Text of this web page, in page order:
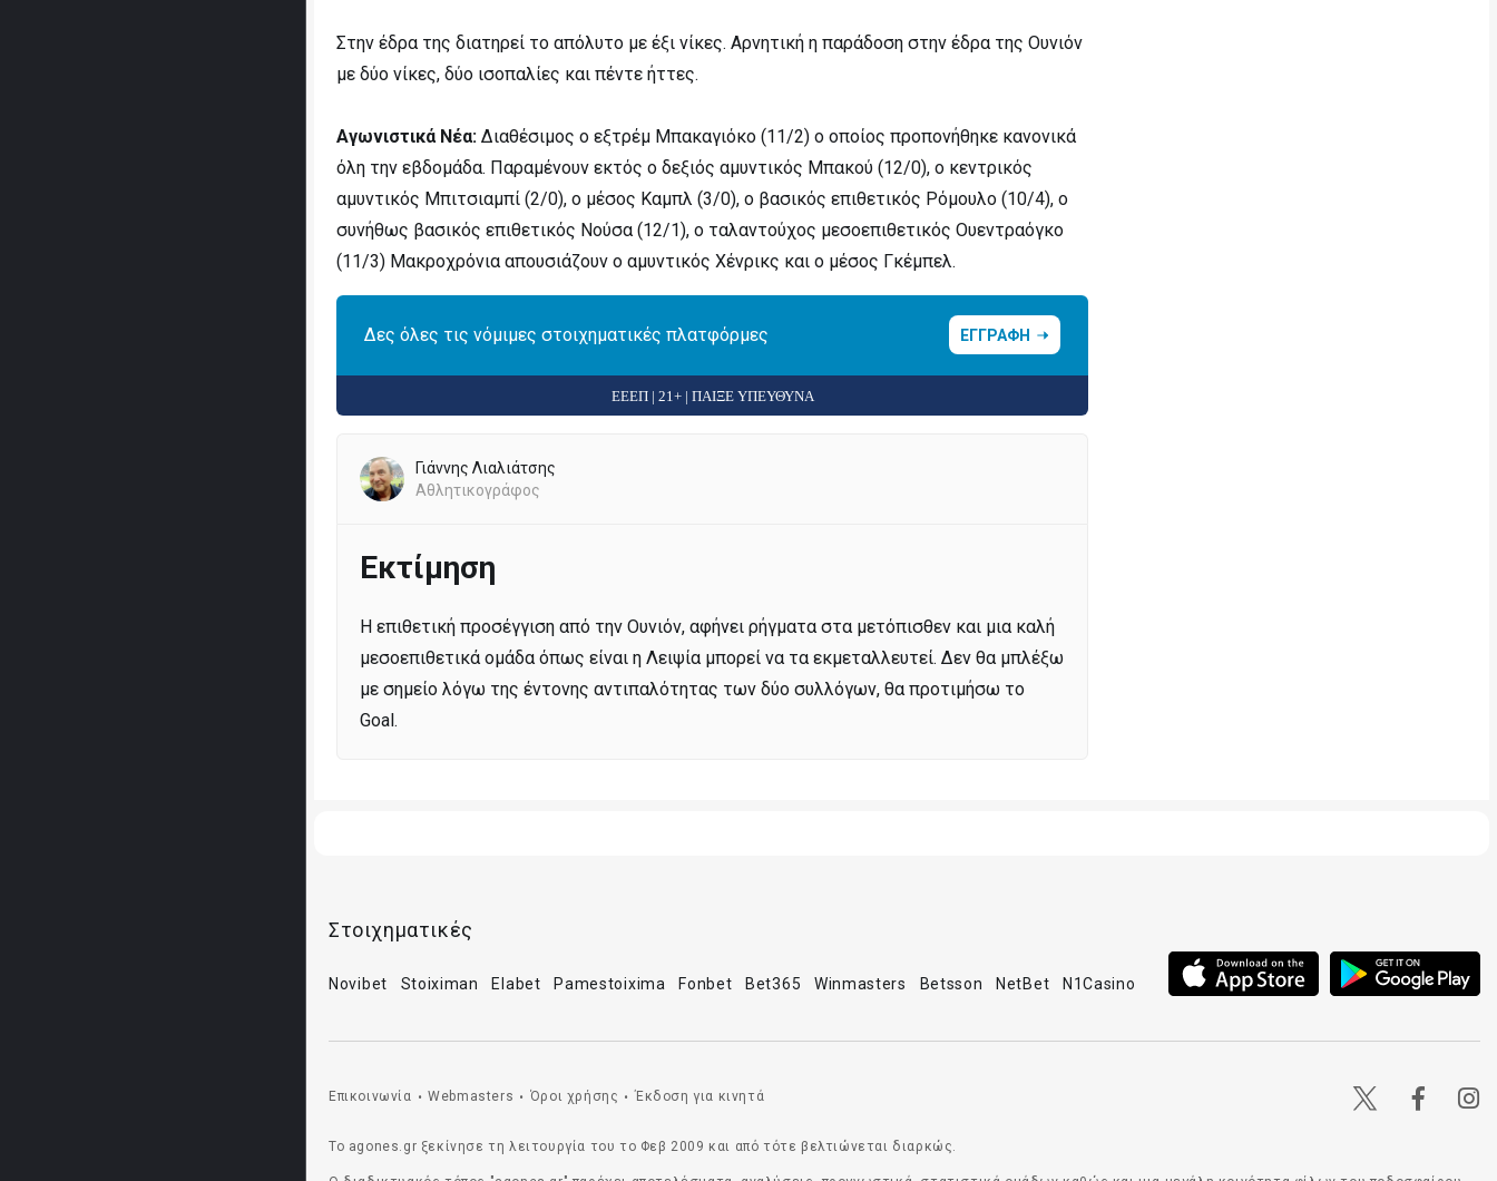
Στην έδρα της διατηρεί το απόλυτο με έξι νίκες. Αρνητική η παράδοση στην έδρα της Ουνιόν
με δύο νίκες, δύο ισοπαλίες και πέντε ήττες.
Αγωνιστικά Νέα: Διαθέσιμος ο εξτρέμ Μπακαγιόκο (11/2) ο οποίος προπονήθηκε κανονικά
όλη την εβδομάδα. Παραμένουν εκτός ο δεξιός αμυντικός Μπακού (12/0), ο κεντρικός
αμυντικός Μπιτσιαμπί (2/0), ο μέσος Καμπλ (3/0), ο βασικός επιθετικός Ρόμουλο (10/4), ο
συνήθως βασικός επιθετικός Νούσα (12/1), ο ταλαντούχος μεσοεπιθετικός Ουεντραόγκο
(11/3) Μακροχρόνια απουσιάζουν ο αμυντικός Χένρικς και ο μέσος Γκέμπελ.
Δες όλες τις νόμιμες στοιχηματικές πλατφόρμες ΕΓΓΡΑΦΗ
ΕΕΕΠ | 21+ | ΠΑΙΞΕ ΥΠΕΥΘΥΝΑ
Γιάννης Λιαλιάτσης
Αθλητικογράφος
Εκτίμηση
Η επιθετική προσέγγιση από την Ουνιόν, αφήνει ρήγματα στα μετόπισθεν και μια καλή
μεσοεπιθετικά ομάδα όπως είναι η Λειψία μπορεί να τα εκμεταλλευτεί. Δεν θα μπλέξω
με σημείο λόγω της έντονης αντιπαλότητας των δύο συλλόγων, θα προτιμήσω το
Goal.
Στοιχηματικές
Novibet Stoiximan Elabet Pamestoixima Fonbet Bet365 Winmasters Betsson NetBet N1Casino
Επικοινωνία • Webmasters • Όροι χρήσης • Έκδοση για κινητά
Το agones.gr ξεκίνησε τη λειτουργία του το Φεβ 2009 και από τότε βελτιώνεται διαρκώς.